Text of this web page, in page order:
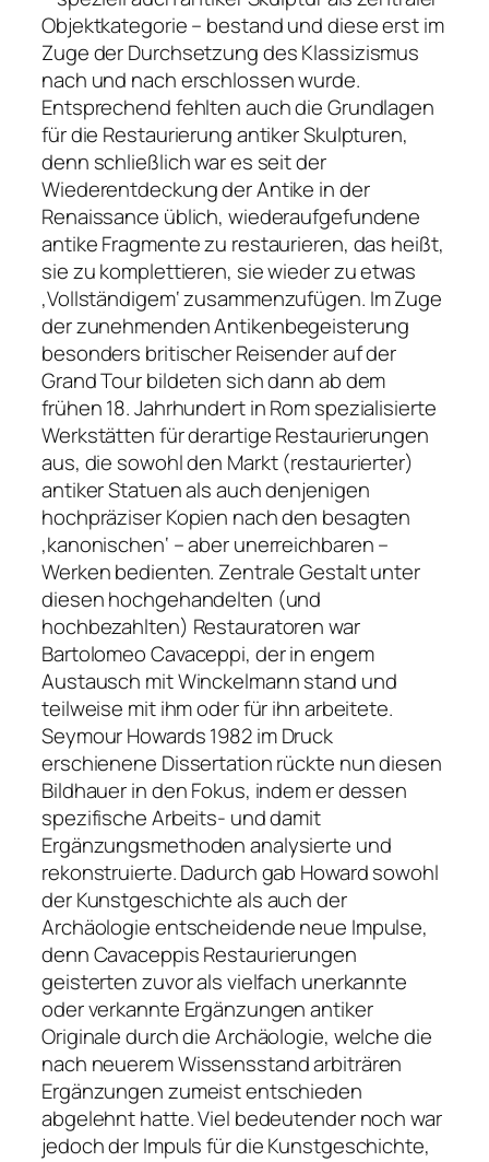
Objektkategorie – bestand und diese erst im
Zuge der Durchsetzung des Klassizismus
nach und nach erschlossen wurde.
Entsprechend fehlten auch die Grundlagen
für die Restaurierung antiker Skulpturen,
denn schließlich war es seit der
Wiederentdeckung der Antike in der
Renaissance üblich, wiederaufgefundene
antike Fragmente zu restaurieren, das heißt,
sie zu komplettieren, sie wieder zu etwas
‚Vollständigem‘ zusammenzufügen. Im Zuge
der zunehmenden Antikenbegeisterung
besonders britischer Reisender auf der
Grand Tour bildeten sich dann ab dem
frühen 18. Jahrhundert in Rom spezialisierte
Werkstätten für derartige Restaurierungen
aus, die sowohl den Markt (restaurierter)
antiker Statuen als auch denjenigen
hochpräziser Kopien nach den besagten
‚kanonischen‘ – aber unerreichbaren –
Werken bedienten. Zentrale Gestalt unter
diesen hochgehandelten (und
hochbezahlten) Restauratoren war
Bartolomeo Cavaceppi, der in engem
Austausch mit Winckelmann stand und
teilweise mit ihm oder für ihn arbeitete.
Seymour Howards 1982 im Druck
erschienene Dissertation rückte nun diesen
Bildhauer in den Fokus, indem er dessen
spezifische Arbeits- und damit
Ergänzungsmethoden analysierte und
rekonstruierte. Dadurch gab Howard sowohl
der Kunstgeschichte als auch der
Archäologie entscheidende neue Impulse,
denn Cavaceppis Restaurierungen
geisterten zuvor als vielfach unerkannte
oder verkannte Ergänzungen antiker
Originale durch die Archäologie, welche die
nach neuerem Wissensstand arbiträren
Ergänzungen zumeist entschieden
abgelehnt hatte. Viel bedeutender noch war
jedoch der Impuls für die Kunstgeschichte,